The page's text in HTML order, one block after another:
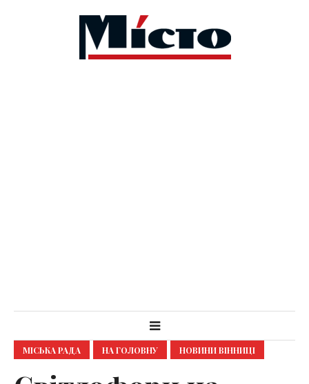
МІСЬКА РАДА НА ГОЛОВНУ НОВИНИ ВІННИЦІ